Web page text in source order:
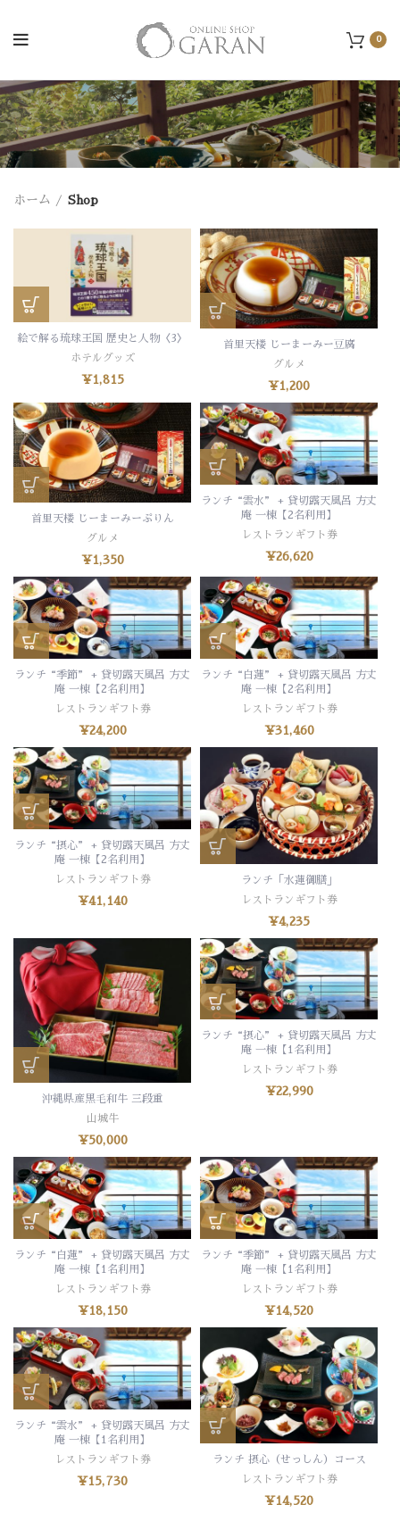
0
ホーム Shop
絵で解る琉球王国 歴史と人物〈3〉
ホテルグッズ
¥1,815
首里天楼 じーまーみー豆腐
グルメ
¥1,200
首里天楼 じーまーみーぷりん
グルメ
¥1,350
ランチ“雲水” + 貸切露天風呂 方丈
庵 一棟【2名利用】
レストランギフト券
¥26,620
ランチ“季節” + 貸切露天風呂 方丈
庵 一棟【2名利用】
レストランギフト券
¥24,200
ランチ“白蓮” + 貸切露天風呂 方丈
庵 一棟【2名利用】
レストランギフト券
¥31,460
ランチ“摂心” + 貸切露天風呂 方丈
庵 一棟【2名利用】
レストランギフト券
¥41,140
ランチ「水蓮御膳」
レストランギフト券
¥4,235
沖縄県産黒毛和牛 三段重
山城牛
¥50,000
ランチ“摂心” + 貸切露天風呂 方丈
庵 一棟【1名利用】
レストランギフト券
¥22,990
ランチ“白蓮” + 貸切露天風呂 方丈
庵 一棟【1名利用】
レストランギフト券
¥18,150
ランチ“季節” + 貸切露天風呂 方丈
庵 一棟【1名利用】
レストランギフト券
¥14,520
ランチ“雲水” + 貸切露天風呂 方丈
庵 一棟【1名利用】
レストランギフト券
¥15,730
ランチ 摂心（せっしん）コース
レストランギフト券
¥14,520